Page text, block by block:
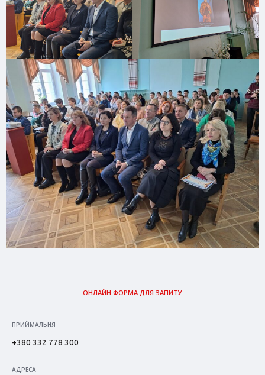
ОНЛАЙН ФОРМА ДЛЯ ЗАПИТУ
ПРИЙМАЛЬНЯ
+380 332 778 300
АДРЕСА